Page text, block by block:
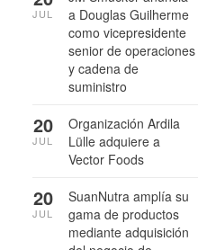
a Douglas Guilherme
como vicepresidente
senior de operaciones
y cadena de
suministro
JUL
Organización Ardila
Lülle adquiere a
Vector Foods
20
JUL
SuanNutra amplía su
gama de productos
mediante adquisición
20
JUL